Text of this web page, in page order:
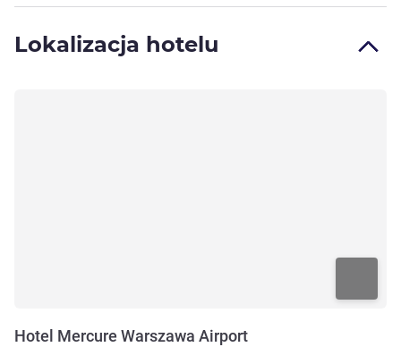
Lokalizacja hotelu
Hotel Mercure Warszawa Airport